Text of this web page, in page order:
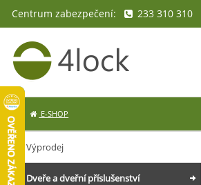
Výprodej
Dveře a dveřní příslušenství
E-SHOP
Centrum zabezpečení: 233 310 310